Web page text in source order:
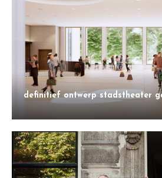
definitief ontwerp stadstheater